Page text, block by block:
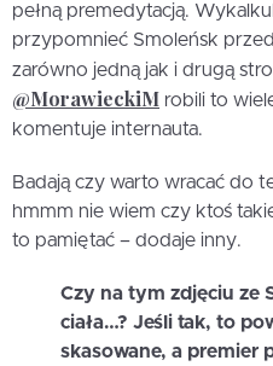
pełną premedytacją.
przypomnieć Smoleńsk
zarówno jedną jak i drugą
@MorawieckiM robili to
komentuje internauta.
Badają czy warto wracać do
hmmm nie wiem czy ktoś
to pamiętać – dodaje inny.
Czy na tym zdjęciu ze
ciała…? Jeśli tak, to
skasowane, a premier